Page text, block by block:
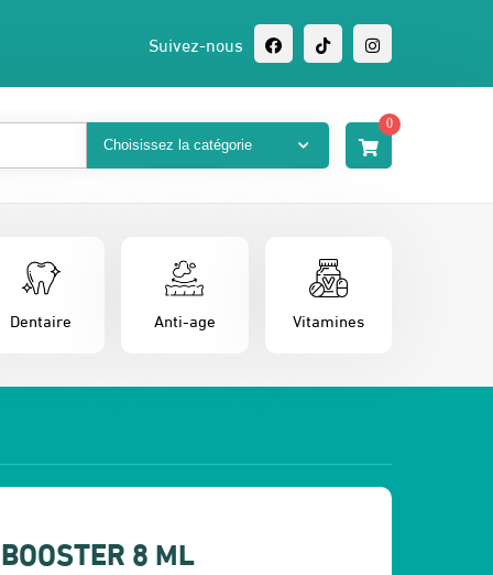
Suivez-nous
0
Dentaire Anti-age Vitamines
8 ML